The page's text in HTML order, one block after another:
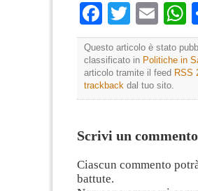
Facebook
Twitter
Questo articolo è stato
classificato in Politiche in
articolo tramite il feed RSS
trackback dal tuo sito.
Scrivi un commento
Ciascun commento
battute.